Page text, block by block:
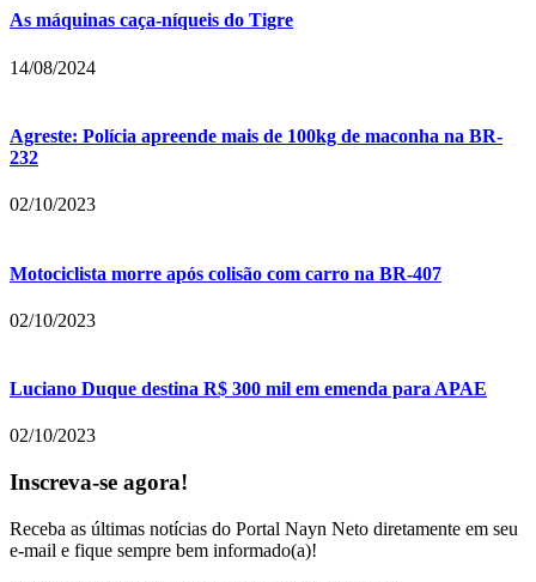
As máquinas caça-níqueis do Tigre
14/08/2024
Agreste: Polícia apreende mais de 100kg de maconha na BR-
232
02/10/2023
Motociclista morre após colisão com carro na BR-407
02/10/2023
Luciano Duque destina R$ 300 mil em emenda para APAE
02/10/2023
Inscreva-se agora!
Receba as últimas notícias do Portal Nayn Neto diretamente em seu
e-mail e fique sempre bem informado(a)!